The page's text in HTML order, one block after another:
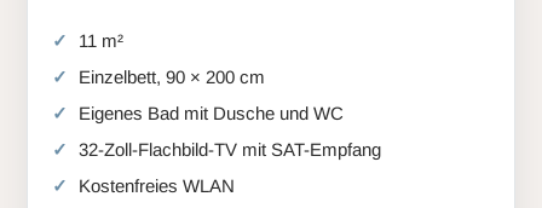
11 m²
Einzelbett, 90 × 200 cm
Eigenes Bad mit Dusche und WC
32-Zoll-Flachbild-TV mit SAT-Empfang
Kostenfreies WLAN